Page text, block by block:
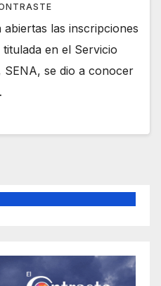
abiertas las inscripciones
en el Servicio
SENA, se dio a conocer